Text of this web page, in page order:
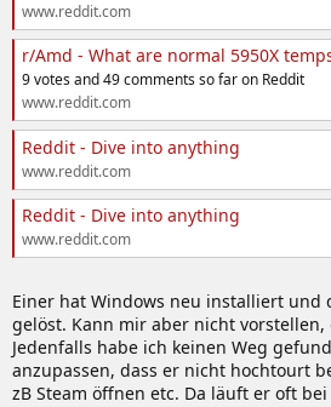
www.reddit.com
r/Amd - What are normal 5950X
9 votes and 49 comments so far on Reddit
www.reddit.com
Reddit - Dive into anything
www.reddit.com
Reddit - Dive into anything
www.reddit.com
Einer hat Windows neu installiert und
gelöst. Kann mir aber nicht vorstellen,
Jedenfalls habe ich keinen Weg
anzupassen, dass er nicht hochtourt
zB Steam öffnen etc. Da läuft er oft bei